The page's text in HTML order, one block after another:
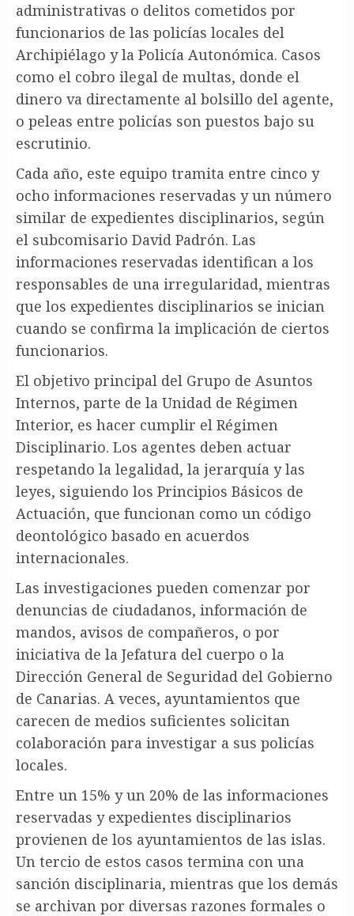
administrativas o delitos cometidos por
funcionarios de las policías locales del
Archipiélago y la Policía Autonómica. Casos
como el cobro ilegal de multas, donde el
dinero va directamente al bolsillo del agente,
o peleas entre policías son puestos bajo su
escrutinio.
Cada año, este equipo tramita entre cinco y
ocho informaciones reservadas y un número
similar de expedientes disciplinarios, según
el subcomisario David Padrón. Las
informaciones reservadas identifican a los
responsables de una irregularidad, mientras
que los expedientes disciplinarios se inician
cuando se confirma la implicación de ciertos
funcionarios.
El objetivo principal del Grupo de Asuntos
Internos, parte de la Unidad de Régimen
Interior, es hacer cumplir el Régimen
Disciplinario. Los agentes deben actuar
respetando la legalidad, la jerarquía y las
leyes, siguiendo los Principios Básicos de
Actuación, que funcionan como un código
deontológico basado en acuerdos
internacionales.
Las investigaciones pueden comenzar por
denuncias de ciudadanos, información de
mandos, avisos de compañeros, o por
iniciativa de la Jefatura del cuerpo o la
Dirección General de Seguridad del Gobierno
de Canarias. A veces, ayuntamientos que
carecen de medios suficientes solicitan
colaboración para investigar a sus policías
locales.
Entre un 15% y un 20% de las informaciones
reservadas y expedientes disciplinarios
provienen de los ayuntamientos de las islas.
Un tercio de estos casos termina con una
sanción disciplinaria, mientras que los demás
se archivan por diversas razones formales o